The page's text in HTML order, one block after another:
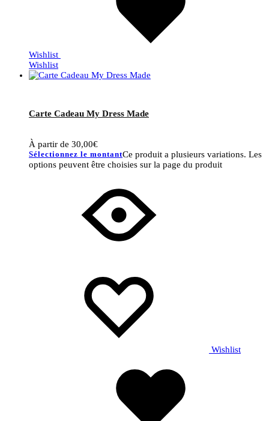
Wishlist
Wishlist
Carte Cadeau My Dress Made
À partir de 30,00€
Sélectionnez le montantCe produit a plusieurs variations. Les
options peuvent être choisies sur la page du produit
Wishlist